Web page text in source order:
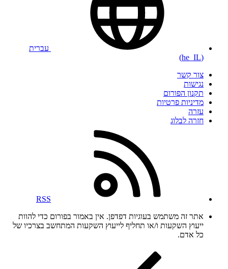
עברית
(he_IL)
צור קשר
נגישות
תקנון הפורום
מדיניות פרטיות
עזרה
חזרה לבלוג
RSS
אתר זה משתמש בעוגיות דפדפן. אין באמור בפורום כדי להוות
ייעוץ השקעות ו/או תחליף לייעוץ השקעות המתחשב בצרכיו של
כל אדם.